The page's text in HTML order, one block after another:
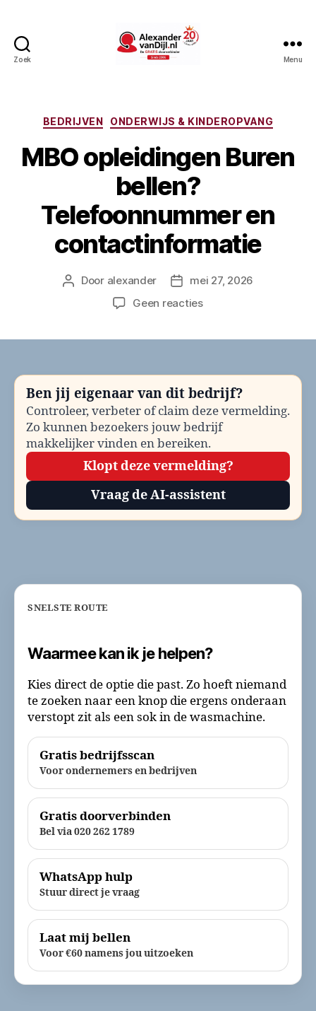
Zoek Menu
Categorieën
BEDRIJVEN ONDERWIJS & KINDEROPVANG
MBO opleidingen Buren
bellen?
Telefoonnummer en
contactinformatie
Berichtauteur
Door alexander Berichtdatum
mei 27, 2026
Geen reactiesop
Telefoonnummer
en
contactinformatie
Ben jij eigenaar van dit bedrijf?
Controleer, verbeter of claim deze vermelding.
Zo kunnen bezoekers jouw bedrijf
makkelijker vinden en bereiken.
Klopt deze vermelding?
Vraag de AI-assistent
SNELSTE ROUTE
Waarmee kan ik je helpen?
Kies direct de optie die past. Zo hoeft niemand
te zoeken naar een knop die ergens onderaan
verstopt zit als een sok in de wasmachine.
Gratis bedrijfsscan
Voor ondernemers en bedrijven
Gratis doorverbinden
Bel via 020 262 1789
WhatsApp hulp
Stuur direct je vraag
Laat mij bellen
Voor €60 namens jou uitzoeken